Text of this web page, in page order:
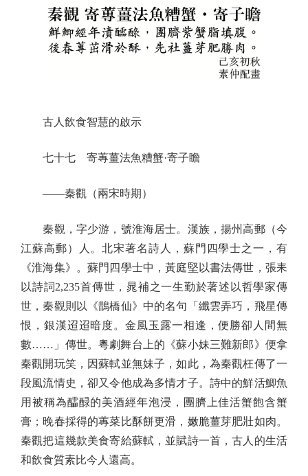
古人飲食智慧的啟示
七十七 寄蓴薑法魚糟蟹·寄子瞻
——秦觀（兩宋時期）
秦觀，字少游，號淮海居士。漢族，揚州高郵（今
江蘇高郵）人。北宋著名詩人，蘇門四學士之一，有
《淮海集》。蘇門四學士中，黃庭堅以書法傳世，張耒
以詩詞2,235首傳世，晁補之一生勤於著述以哲學家傳
世，秦觀則以《鵲橋仙》中的名句「纖雲弄巧，飛星傳
恨，銀漢迢迢暗度。金風玉露一相逢，便勝卻人間無
數……」傳世。粵劇舞台上的《蘇小妹三難新郎》便拿
秦觀開玩笑，因蘇軾並無妹子，如此，為秦觀枉傳了一
段風流情史，卻又令他成為多情才子。詩中的鮮活鯽魚
用被稱為醽醁的美酒經年泡浸，團臍上佳活蟹飽含蟹
膏；晚春採得的蓴菜比酥餅更滑，嫩脆薑芽肥壯如肉。
秦觀把這幾款美食寄給蘇軾，並賦詩一首，古人的生活
和飲食質素比今人還高。